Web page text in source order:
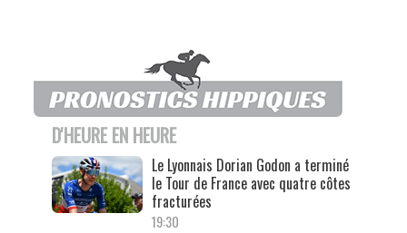
D'HEURE EN HEURE
Le Lyonnais Dorian Godon a terminé
le Tour de France avec quatre côtes
fracturées
19:30